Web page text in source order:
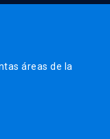
áreas de la